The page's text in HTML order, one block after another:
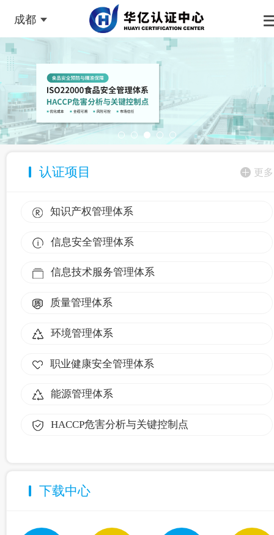
成都
认证项目 更多
知识产权管理体系
信息安全管理体系
信息技术服务管理体系
质量管理体系
环境管理体系
职业健康安全管理体系
能源管理体系
HACCP危害分析与关键控制点
下载中心